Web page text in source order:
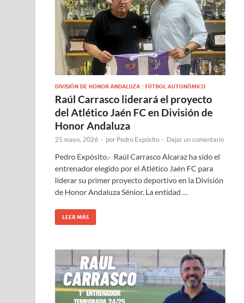
DIVISIÓN DE HONOR ANDALUZA / FÚTBOL AUTONÓMICO
Raúl Carrasco liderará el proyecto
del Atlético Jaén FC en División de
Honor Andaluza
25 mayo, 2026 - por Pedro Expósito - Dejar un comentario
Pedro Expósito.- Raúl Carrasco Alcaraz ha sido el
entrenador elegido por el Atlético Jaén FC para
liderar su primer proyecto deportivo en la División
de Honor Andaluza Sénior. La entidad …
LEER MÁS